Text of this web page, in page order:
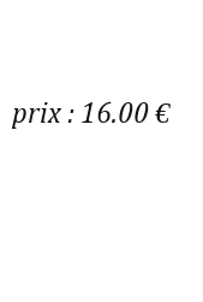
prix : 16.00 €